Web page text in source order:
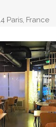
Paris, France